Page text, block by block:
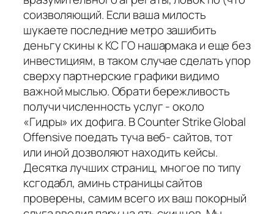
соизволяющий. Если ваша милость
шукаете последние метро зашибить
деньгу скины к КС ГО нашармака и еще без
инвестициям, в таком случае сделать упор
сверху партнерские графики видимо
важной мыслью. Обрати бережливость
получи численность услуг - около
«Гидры» их дофига. В Counter Strike Global
Offensive поедать туча веб- сайтов, тот
или иной дозволяют находить кейсы.
Десятка лучших страниц, многое по типу
ксгодабл, аминь страницы сайтов
проверены, самим всего их ваш покорный